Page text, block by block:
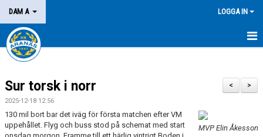
DAM A LOGGA IN
HEM
NYHETER
KALENDER
MATCHER
>
<
Sur torsk i norr
2025-12-18 12:56
MVP Elin Åkesson
130 mil bort bar det iväg för första matchen efter VM
uppehållet. Flyg och buss stod på schemat med start